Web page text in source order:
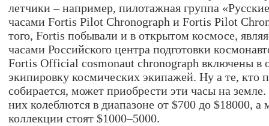
летчики – например, пилотажная группа
часами Fortis Pilot Chronograph и Fortis Pilot
того, Fortis побывали и в открытом космосе,
часами Российского центра подготовки
Fortis Official cosmonaut chronograph включены в
экипировку космических экипажей. Ну а те, кто
собирается, может приобрести эти часы на
них колеблются в диапазоне от $700 до $18000, а
коллекции стоят $1000–5000.